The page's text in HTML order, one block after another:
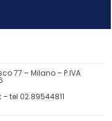
77 – Milano – P.IVA
– tel 02.89544811